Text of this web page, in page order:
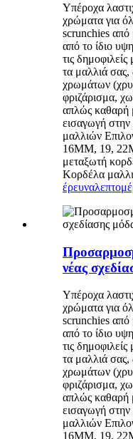
Υπέροχα
χρώματα για
scrunchies από
από το ίδιο
τις
τα μαλλιά σας,
χρωμάτων
φριζάρισμα,
απλώς καθαρή
εισαγωγή
μαλλιών
16MM, 19,
μεταξωτή
Κορδέλα
έρευνα
νέας
Υπέροχα
χρώματα για
scrunchies από
από το ίδιο
τις
τα μαλλιά σας,
χρωμάτων
φριζάρισμα,
απλώς καθαρή
εισαγωγή
μαλλιών
16MM, 19,